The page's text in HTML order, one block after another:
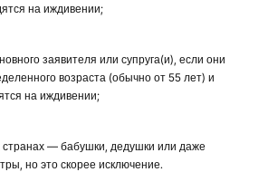
на иждивении;
заявителя или супруга(и), если они
возраста (обычно от 55 лет) и
на иждивении;
странах — бабушки, дедушки или даже
но это скорее исключение.